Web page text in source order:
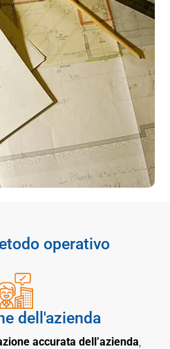
operativo
dell'azienda
accurata dell’azienda